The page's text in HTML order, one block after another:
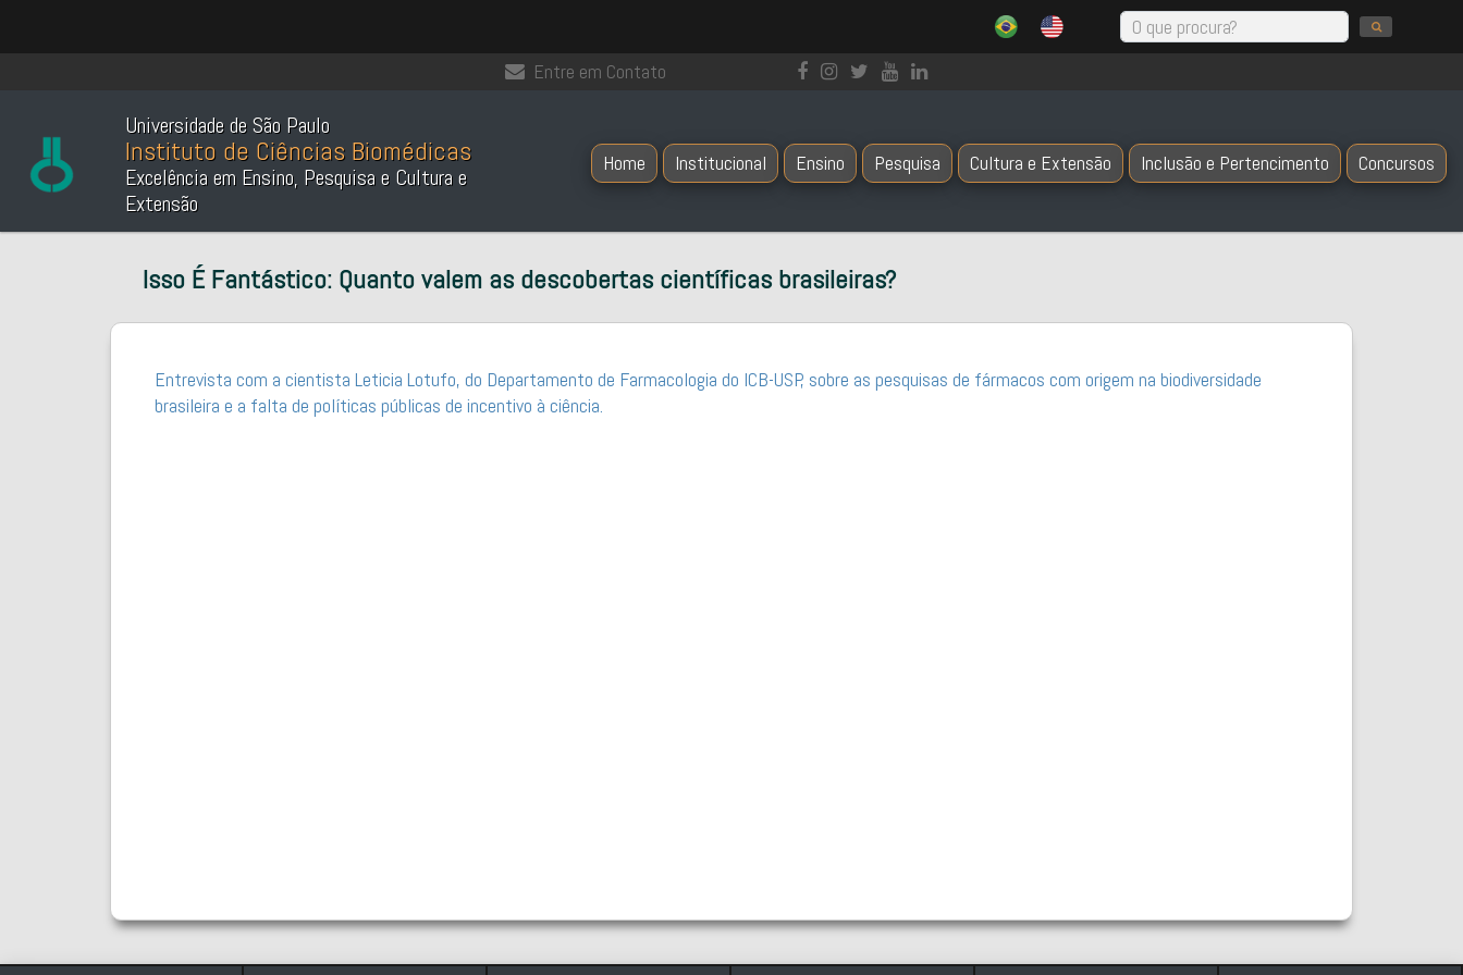
Entre em Contato
Universidade de São Paulo
Instituto de Ciências Biomédicas
Excelência em Ensino, Pesquisa e Cultura e
Extensão
Home Institucional Ensino Pesquisa Cultura e Extensão Inclusão e Pertencimento Concursos
Isso É Fantástico: Quanto valem as descobertas científicas brasileiras?
Entrevista com a cientista Leticia Lotufo, do Departamento de Farmacologia do ICB-USP, sobre as pesquisas de fármacos com origem na biodiversidade
brasileira e a falta de políticas públicas de incentivo à ciência.